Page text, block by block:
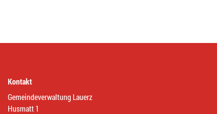
Kontakt
Gemeindeverwaltung Lauerz
Husmatt 1